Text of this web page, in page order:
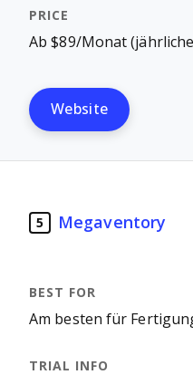
Ab $89/Monat
Website
5 Megaventory
Am besten für